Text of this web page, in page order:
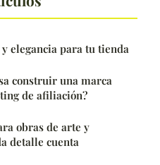
elegancia para tu tienda
construir una marca
de afiliación?
obras de arte y
detalle cuenta